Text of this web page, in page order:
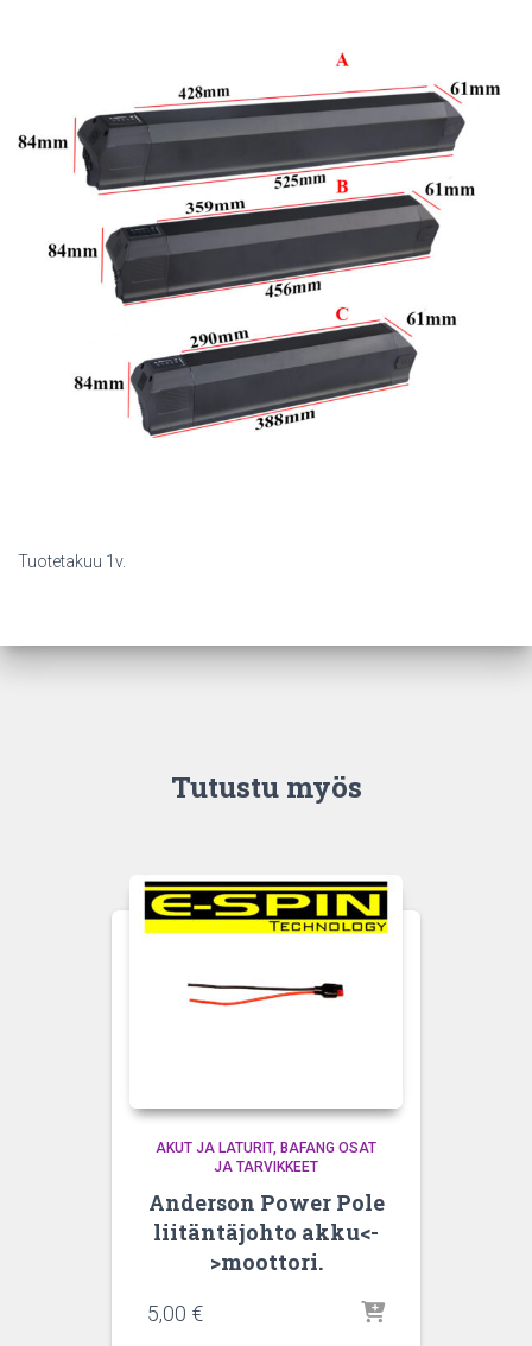
Tuotetakuu 1v.
Tutustu myös
AKUT JA LATURIT BAFANG OSAT
JA TARVIKKEET
Anderson Power Pole
liitäntäjohto akku<-
>moottori.
5,00 €